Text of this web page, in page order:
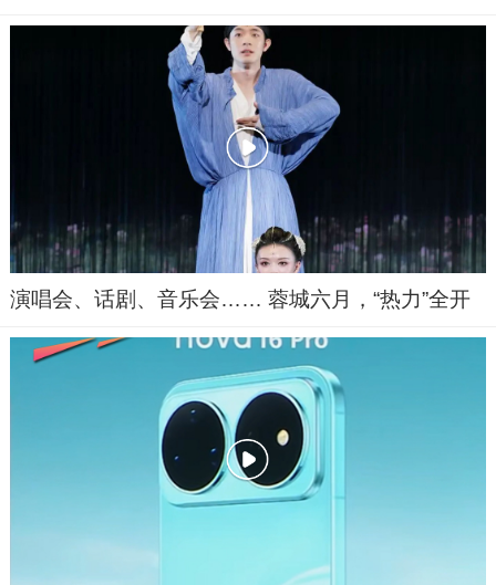
演唱会、话剧、音乐会…… 蓉城六月，“热力”全开